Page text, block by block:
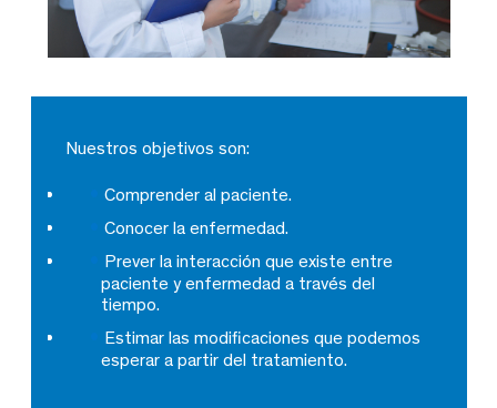
Nuestros objetivos son:
Comprender al paciente.
Conocer la enfermedad.
Prever la interacción que existe entre
paciente y enfermedad a través del
tiempo.
Estimar las modificaciones que podemos
esperar a partir del tratamiento.